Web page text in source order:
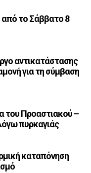
το Σάββατο 8
αντικατάστασης
για τη σύμβαση
του Προαστιακού –
πυρκαγιάς
καταπόνηση